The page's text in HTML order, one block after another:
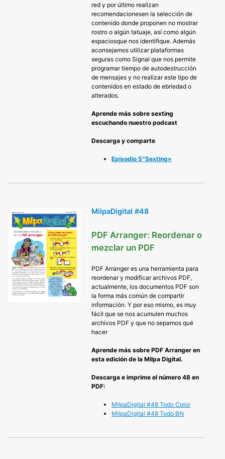
red y por último realizan
recomendacionesen la selección de
contenido donde proponen no mostrar
rostro o algún tatuaje, así como algún
espaciosque nos identifique. Además
aconsejamos utilizar plataformas
seguras como Signal que nos permite
programar tiempo de autodestrucción
de mensajes y no realizar este tipo de
contenidos en estado de ebriedad o
alterados.
Aprende más sobre sexting
escuchando nuestro podcast
Descarga y comparte
Episodio 5″Sexting»
MilpaDigital #48
PDF Arranger: Reordenar o
mezclar un PDF
PDF Arranger es una herramienta para
reordenar y modificar archivos PDF,
actualmente, los documentos PDF son
la forma más común de compartir
información. Y por eso mismo, es muy
fácil que se nos acumulen muchos
archivos PDF y que no sepamos qué
hacer
Aprende más sobre PDF Arranger en
esta edición de la Milpa Digital.
Descarga e imprime el número 48 en
PDF:
MilpaDigital #48 Todo Color
MilpaDigital #48 Todo BN